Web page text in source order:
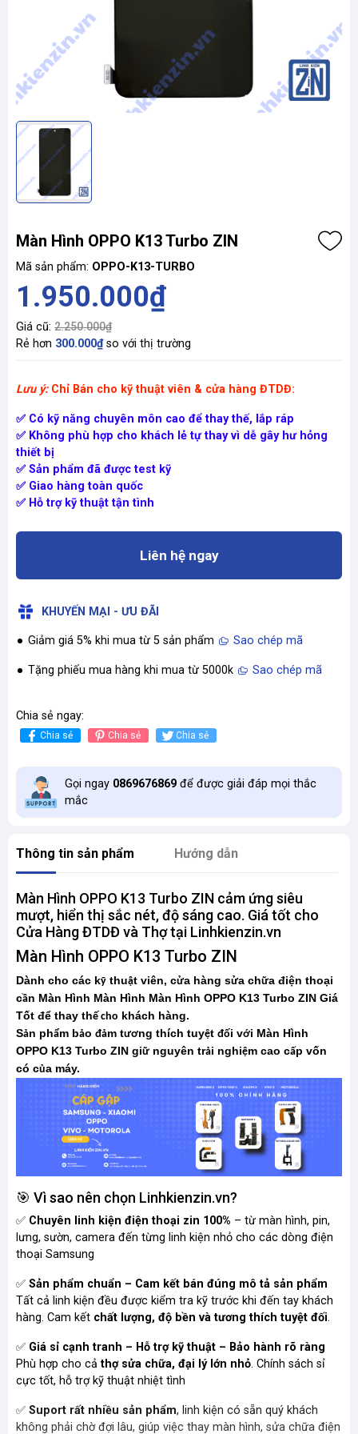
Màn Hình OPPO K13 Turbo ZIN
Mã sản phẩm: OPPO-K13-TURBO
1.950.000₫
Giá cũ: 2.250.000₫
Rẻ hơn 300.000₫so với thị trường
Lưu ý: Chỉ Bán cho kỹ thuật viên & cửa hàng ĐTDĐ:
✅ Có kỹ năng chuyên môn cao để thay thế, lắp ráp
✅ Không phù hợp cho khách lẻ tự thay vì dễ gây hư hỏng
thiết bị
✅ Sản phẩm đã được test kỹ
✅ Giao hàng toàn quốc
✅ Hỗ trợ kỹ thuật tận tình
Liên hệ ngay
KHUYẾN MẠI - ƯU ĐÃI
Giảm giá 5% khi mua từ 5 sản phẩm Sao chép mã
Tặng phiếu mua hàng khi mua từ 5000k Sao chép mã
Chia sẻ ngay:
Chia sẻ Chia sẻ Chia sẻ
Gọi ngay 0869676869 để được giải đáp mọi thắc
mắc
Thông tin sản phẩm Hướng dẫn
Màn Hình OPPO K13 Turbo ZIN cảm ứng siêu
mượt, hiển thị sắc nét, độ sáng cao. Giá tốt cho
Cửa Hàng ĐTDĐ và Thợ tại Linhkienzin.vn
Màn Hình OPPO K13 Turbo ZIN
Dành cho các kỹ thuật viên, cửa hàng sửa chữa điện thoại
cần Màn Hình Màn Hình Màn Hình OPPO K13 Turbo ZIN Giá
Tốt để thay thế cho khách hàng.
Sản phẩm bảo đảm tương thích tuyệt đối với Màn Hình
OPPO K13 Turbo ZIN giữ nguyên trải nghiệm cao cấp vốn
có của máy.
🎯 Vì sao nên chọn Linhkienzin.vn?
✅ Chuyên linh kiện điện thoại zin 100% – từ màn hình, pin,
lưng, sườn, camera đến từng linh kiện nhỏ cho các dòng điện
thoại Samsung
✅ Sản phẩm chuẩn – Cam kết bán đúng mô tả sản phẩm
Tất cả linh kiện đều được kiểm tra kỹ trước khi đến tay khách
hàng. Cam kết chất lượng, độ bền và tương thích tuyệt đối.
✅ Giá sỉ cạnh tranh – Hỗ trợ kỹ thuật – Bảo hành rõ ràng
Phù hợp cho cả thợ sửa chữa, đại lý lớn nhỏ. Chính sách sỉ
cực tốt, hỗ trợ kỹ thuật nhiệt tình
✅ Suport rất nhiều sản phẩm, linh kiện có sẵn quý khách
không phải chờ đợi lâu, giúp việc thay màn hình, sửa chữa điện